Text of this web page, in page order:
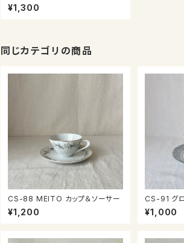
カップ＆ソーサー
¥1,300
同じカテゴリの商品
CS-88 MEITO カップ＆ソーサー
¥1,200
CS-91 グローリーチャイナ カッ
プ＆ソーサー
¥1,000